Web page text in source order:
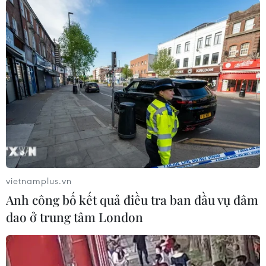
Trên chấm 11m, Daniele De Rossi đã không bỏ
lỡ cơ hội để ghi tên mình lên bảng điện tử, giúp
Roma vượt lên dẫn 2-0, đồng nghĩa với việc chỉ
cần 1 bàn thắng nữa là họ sẽ lập nên kỳ tích.
Điều này giúp cho tinh thần thi đấu của các cầu
thủ Roma càng được đẩy lên cao trước một
Barcelona thi đấu bế tắc dù trong đội hình có
siêu sao Lionel Messi.
vietnamplus.vn
Anh công bố kết quả điều tra ban đầu vụ đâm
dao ở trung tâm London